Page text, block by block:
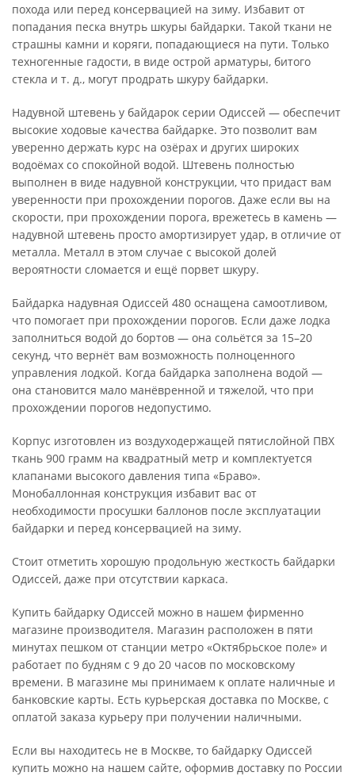
похода или перед консервацией на зиму. Избавит от
попадания песка внутрь шкуры байдарки. Такой ткани не
страшны камни и коряги, попадающиеся на пути. Только
техногенные гадости, в виде острой арматуры, битого
стекла и т. д., могут продрать шкуру байдарки.
Надувной штевень у байдарок серии Одиссей — обеспечит
высокие ходовые качества байдарке. Это позволит вам
уверенно держать курс на озёрах и других широких
водоёмах со спокойной водой. Штевень полностью
выполнен в виде надувной конструкции, что придаст вам
уверенности при прохождении порогов. Даже если вы на
скорости, при прохождении порога, врежетесь в камень —
надувной штевень просто амортизирует удар, в отличие от
металла. Металл в этом случае с высокой долей
вероятности сломается и ещё порвет шкуру.
Байдарка надувная Одиссей 480 оснащена самоотливом,
что помогает при прохождении порогов. Если даже лодка
заполниться водой до бортов — она сольётся за 15–20
секунд, что вернёт вам возможность полноценного
управления лодкой. Когда байдарка заполнена водой —
она становится мало манёвренной и тяжелой, что при
прохождении порогов недопустимо.
Корпус изготовлен из воздуходержащей пятислойной ПВХ
ткань 900 грамм на квадратный метр и комплектуется
клапанами высокого давления типа «Браво».
Монобаллонная конструкция избавит вас от
необходимости просушки баллонов после эксплуатации
байдарки и перед консервацией на зиму.
Стоит отметить хорошую продольную жесткость байдарки
Одиссей, даже при отсутствии каркаса.
Купить байдарку Одиссей можно в нашем фирменно
магазине производителя. Магазин расположен в пяти
минутах пешком от станции метро «Октябрьское поле» и
работает по будням с 9 до 20 часов по московскому
времени. В магазине мы принимаем к оплате наличные и
банковские карты. Есть курьерская доставка по Москве, с
оплатой заказа курьеру при получении наличными.
Если вы находитесь не в Москве, то байдарку Одиссей
купить можно на нашем сайте, оформив доставку по России